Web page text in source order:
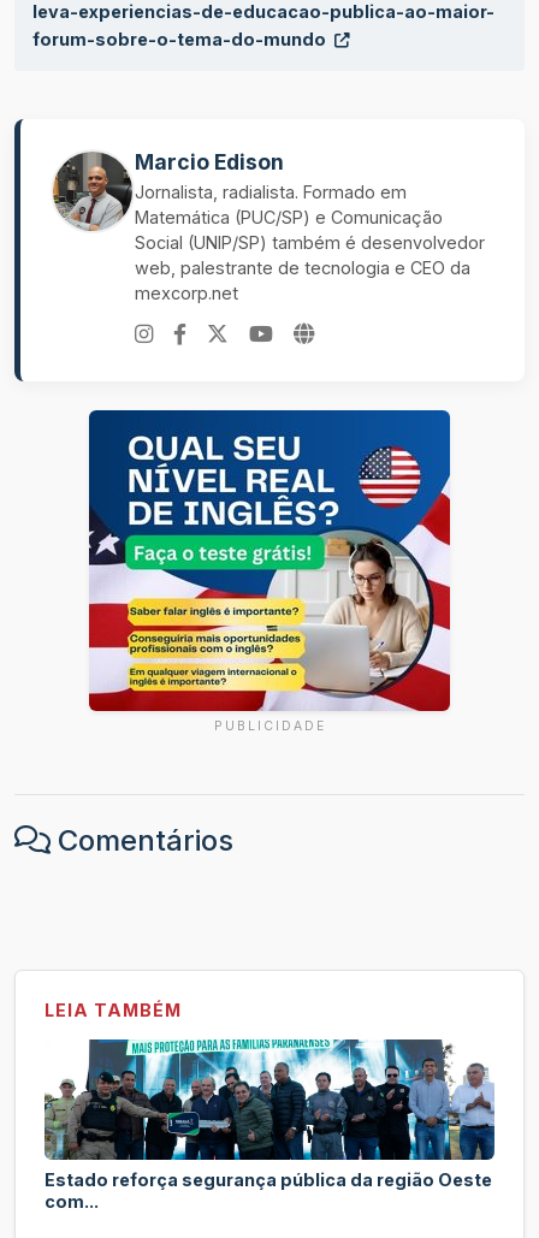
leva-experiencias-de-educacao-publica-ao-maior-
forum-sobre-o-tema-do-mundo
Marcio Edison
Jornalista, radialista. Formado em
Matemática (PUC/SP) e Comunicação
Social (UNIP/SP) também é desenvolvedor
web, palestrante de tecnologia e CEO da
mexcorp.net
PUBLICIDADE
Comentários
LEIA TAMBÉM
Estado reforça segurança pública da região Oeste
com...